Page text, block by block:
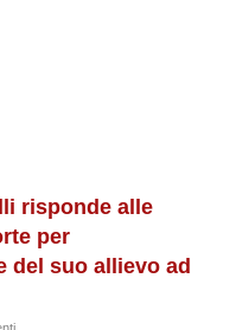
risponde alle
per
del suo allievo ad